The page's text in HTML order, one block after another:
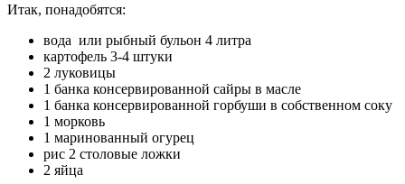
Итак, понадобятся:
вода или рыбный бульон 4 литра
картофель 3-4 штуки
2 луковицы
1 банка консервированной сайры в масле
1 банка консервированной горбуши в собственном соку
1 морковь
1 маринованный огурец
рис 2 столовые ложки
2 яйца